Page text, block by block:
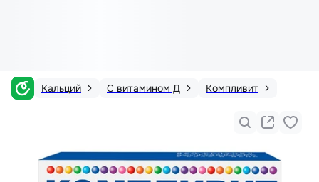
Кальций С витамином Д Компливит